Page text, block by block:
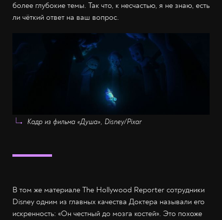
более глубокие темы. Так что, к несчастью, я не знаю, есть
ли чёткий ответ на ваш вопрос.
Кадр из фильма «Душа», Disney/Pixar
В том же материале The Hollywood Reporter сотрудники
Disney одним из главных качества Доктера называли его
искренность: «Он честный до мозга костей». Это похоже